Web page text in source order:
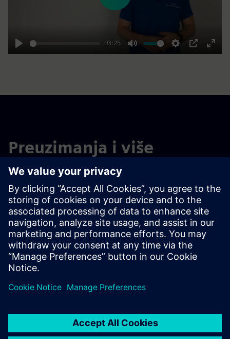
Play
03:25
Mute Settings
PIP
Enter
Preuzimanja i više
informacija
SITOP Manager - alat za puštanje u rad, inženjering i
nadzor SITOP napajanja
Kako prelazite sa softverskog alata „SITOP UPS Manager“
na softverski alat „SITOP Manager“?